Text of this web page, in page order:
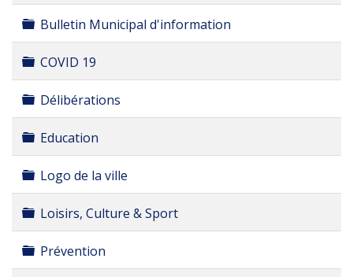
Dossier
Bulletin Municipal d'information
Dossier
COVID 19
Dossier
Délibérations
Dossier
Education
Dossier
Logo de la ville
Dossier
Loisirs, Culture & Sport
Dossier
Prévention